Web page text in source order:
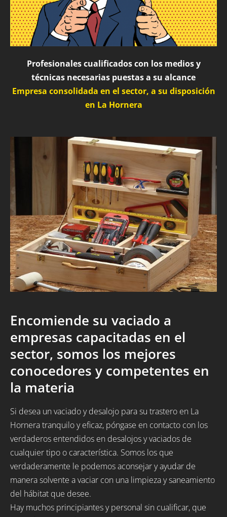
Profesionales cualificados con los medios y
técnicas necesarias puestas a su alcance
Empresa consolidada en el sector, a su disposición
en La Hornera
Encomiende su vaciado a
empresas capacitadas en el
sector, somos los mejores
conocedores y competentes en
la materia
Si desea un vaciado y desalojo para su trastero en La
Hornera tranquilo y eficaz, póngase en contacto con los
verdaderos entendidos en desalojos y vaciados de
cualquier tipo o característica. Somos los que
verdaderamente le podemos aconsejar y ayudar de
manera solvente a vaciar con una limpieza y saneamiento
del hábitat que desee.
Hay muchos principiantes y personal sin cualificar, que